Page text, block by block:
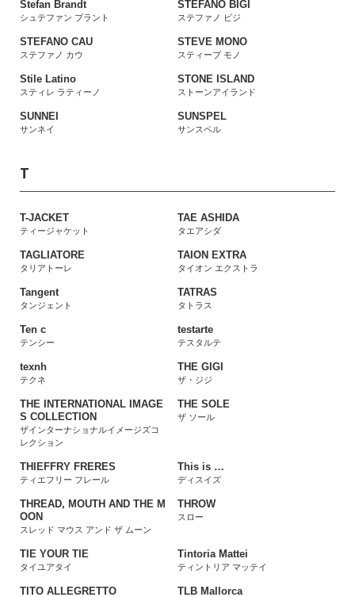
Stefan Brandt
シュテファン ブラント
STEFANO BIGI
ステファノ ビジ
STEFANO CAU
ステファノ カウ
STEVE MONO
スティーブ モノ
Stile Latino
スティレ ラティーノ
STONE ISLAND
ストーンアイランド
SUNNEI
サンネイ
SUNSPEL
サンスペル
T
T-JACKET
ティージャケット
TAE ASHIDA
タエアシダ
TAGLIATORE
タリアトーレ
TAION EXTRA
タイオン エクストラ
Tangent
タンジェント
TATRAS
タトラス
Ten c
テンシー
testarte
テスタルテ
texnh
テクネ
THE GIGI
ザ・ジジ
THE INTERNATIONAL IMAGE
S COLLECTION
ザインターナショナルイメージズコ
レクション
THE SOLE
ザ ソール
THIEFFRY FRERES
ティエフリー フレール
This is …
ディスイズ
THREAD, MOUTH AND THE M
OON
スレッド マウス アンド ザ ムーン
THROW
スロー
TIE YOUR TIE
タイユアタイ
Tintoria Mattei
ティントリア マッテイ
TITO ALLEGRETTO TLB Mallorca